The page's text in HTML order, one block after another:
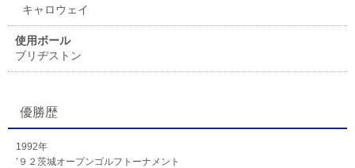
キャロウェイ
使用ボール
ブリヂストン
優勝歴
1992年
’９２茨城オープンゴルフトーナメント